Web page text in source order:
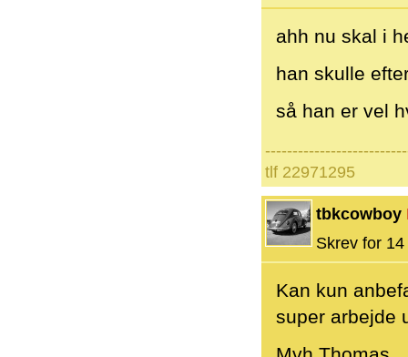
ahh nu skal i
han skulle
så han er vel
tlf 22971295
tbkcowboy
Skrev for
Kan kun
super arbejde